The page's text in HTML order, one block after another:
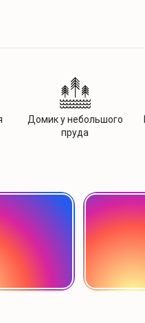
Домик у небольшого
пруда